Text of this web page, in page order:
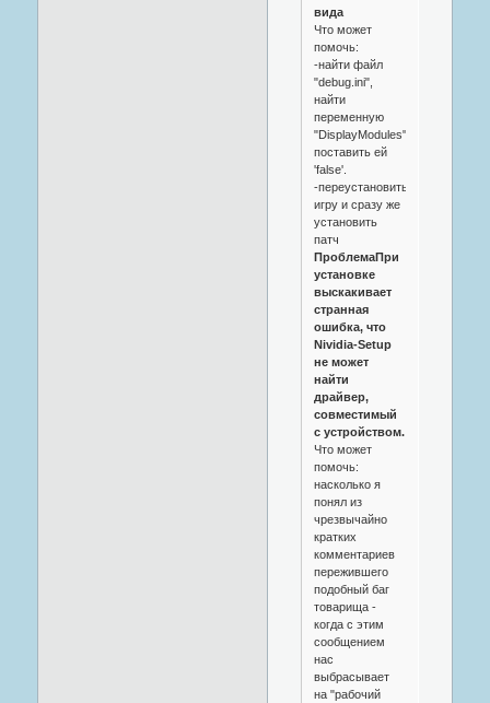
вида
Что может
помочь:
-найти файл
"debug.ini",
найти
переменную
"DisplayModules",
поставить ей
'false'.
-переустановить
игру и сразу же
установить
патч
ПроблемаПри
установке
выскакивает
странная
ошибка, что
Nividia-Setup
не может
найти
драйвер,
совместимый
с устройством.
Что может
помочь:
насколько я
понял из
чрезвычайно
кратких
комментариев
пережившего
подобный баг
товарища -
когда с этим
сообщением
нас
выбрасывает
на "рабочий